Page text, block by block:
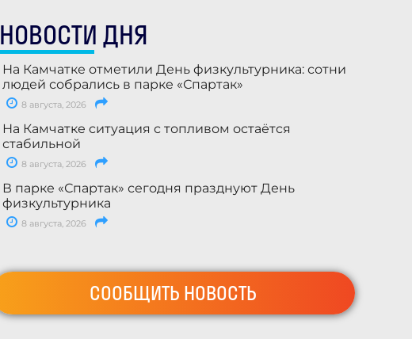
НОВОСТИ ДНЯ
На Камчатке отметили День физкультурника: сотни
людей собрались в парке «Спартак»
8 августа, 2026
На Камчатке ситуация с топливом остаётся
стабильной
8 августа, 2026
В парке «Спартак» сегодня празднуют День
физкультурника
8 августа, 2026
СООБЩИТЬ НОВОСТЬ